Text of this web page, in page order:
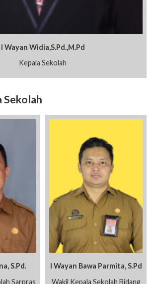
I Wayan Widia,S.Pd.,M.Pd
Kepala Sekolah
Sekolah
S.Pd.
Sarpras
I Wayan Bawa Parmita, S.Pd
Wakil Kepala Sekolah Bidang